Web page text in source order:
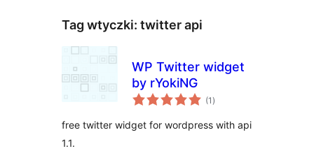
Tag wtyczki: twitter api
WP Twitter widget
by rYokiNG
(1 wszystkich
ocen
)
free twitter widget for wordpress with api
1.1.